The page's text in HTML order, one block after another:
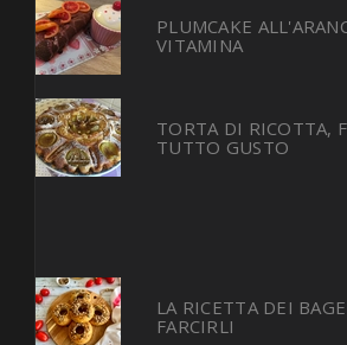
PLUMCAKE
VITAMINA
TORTA DI RICOTTA,
TUTTO GUSTO
LA RICETTA DEI
FARCIRLI